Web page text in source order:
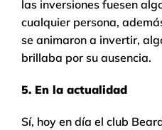
las inversiones fuesen
cualquier persona,
se animaron a invertir,
brillaba por su ausencia.
5. En la actualidad
Sí, hoy en día el club